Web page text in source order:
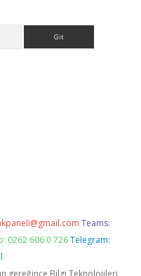
Teams:
0262 606 0 726 Telegram:
gereğince Bilgi Teknolojileri